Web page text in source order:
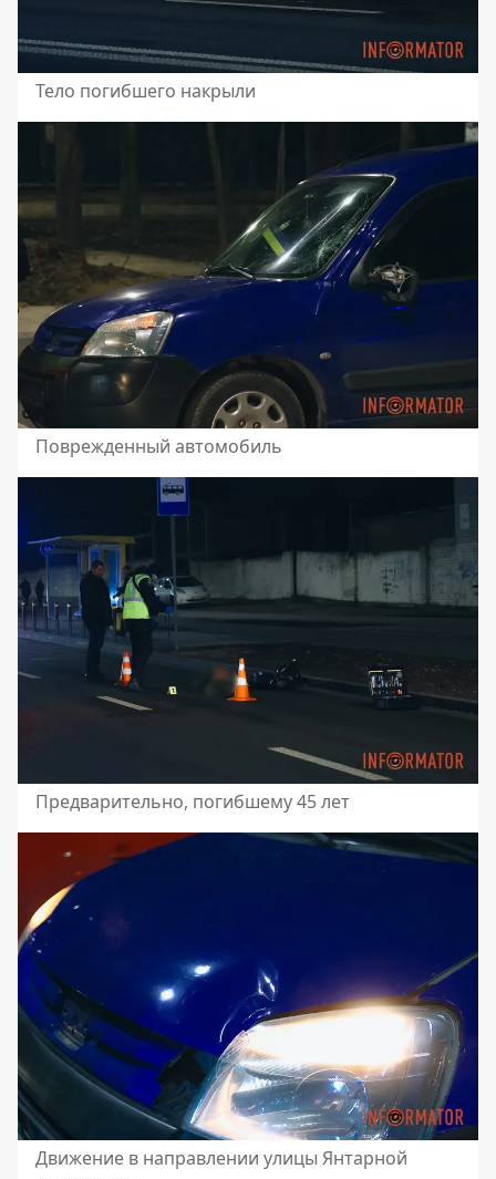
Тело погибшего накрыли
Поврежденный автомобиль
Предварительно, погибшему 45 лет
Движение в направлении улицы Янтарной